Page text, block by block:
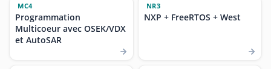
MC4
Programmation
Multicoeur avec OSEK/VDX
et AutoSAR
NR3
NXP + FreeRTOS + West